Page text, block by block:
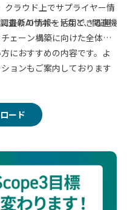
査のAIサポートなど、関連機
クラウド上でサプライヤー情
最新の情報を活用できる運
ェーン構築に向けた全体像
におすすめの内容です。よ
ョンもご案内しております
ード